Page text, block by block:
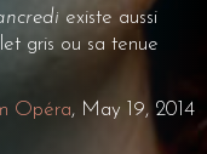
existe aussi
gris ou sa tenue
Opéra, May 19, 2014